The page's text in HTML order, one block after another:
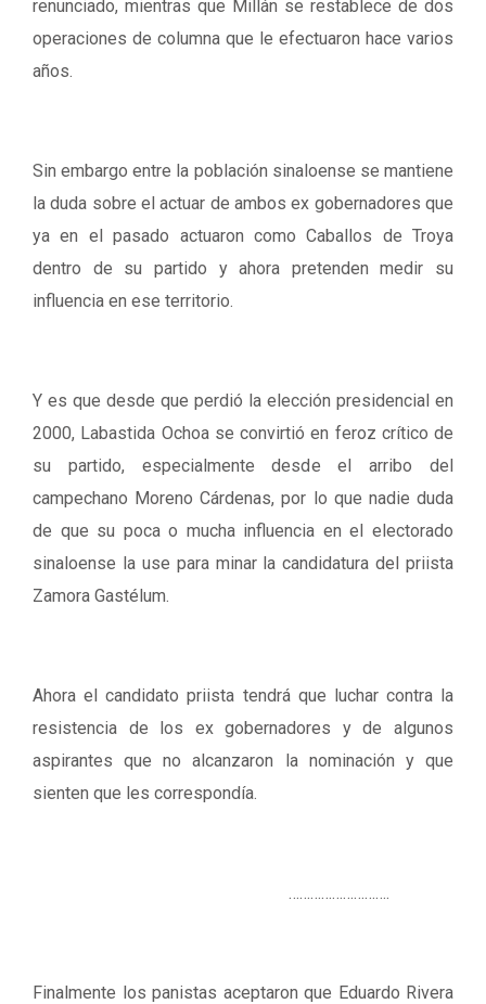
renunciado, mientras que Millán se restablece de dos
operaciones de columna que le efectuaron hace varios
años.
Sin embargo entre la población sinaloense se mantiene
la duda sobre el actuar de ambos ex gobernadores que
ya en el pasado actuaron como Caballos de Troya
dentro de su partido y ahora pretenden medir su
influencia en ese territorio.
Y es que desde que perdió la elección presidencial en
2000, Labastida Ochoa se convirtió en feroz crítico de
su partido, especialmente desde el arribo del
campechano Moreno Cárdenas, por lo que nadie duda
de que su poca o mucha influencia en el electorado
sinaloense la use para minar la candidatura del priista
Zamora Gastélum.
Ahora el candidato priista tendrá que luchar contra la
resistencia de los ex gobernadores y de algunos
aspirantes que no alcanzaron la nominación y que
sienten que les correspondía.
……………………….
Finalmente los panistas aceptaron que Eduardo Rivera